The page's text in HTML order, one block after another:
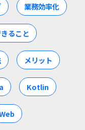
業務効率化
ること
メリット
Kotlin